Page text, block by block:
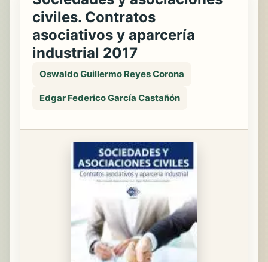
civiles. Contratos
asociativos y aparcería
industrial 2017
Oswaldo Guillermo Reyes Corona
Edgar Federico García Castañón